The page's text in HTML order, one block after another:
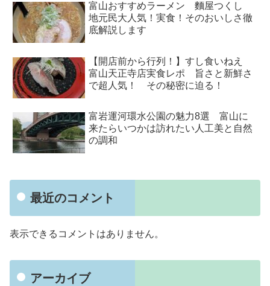
富山おすすめラーメン 麵屋つくし
地元民大人気！実食！そのおいしさ徹
底解説します
【開店前から行列！】すし食いねえ
富山天正寺店実食レポ 旨さと新鮮さ
で超人気！ その秘密に迫る！
富岩運河環水公園の魅力8選 富山に
来たらいつかは訪れたい人工美と自然
の調和
最近のコメント
表示できるコメントはありません。
アーカイブ